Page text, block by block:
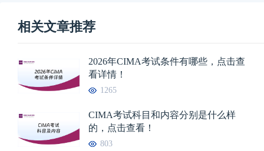
相关文章推荐
2026年CIMA考试条件有哪些，点击查
看详情！
1265
CIMA考试科目和内容分别是什么样
的，点击查看！
803